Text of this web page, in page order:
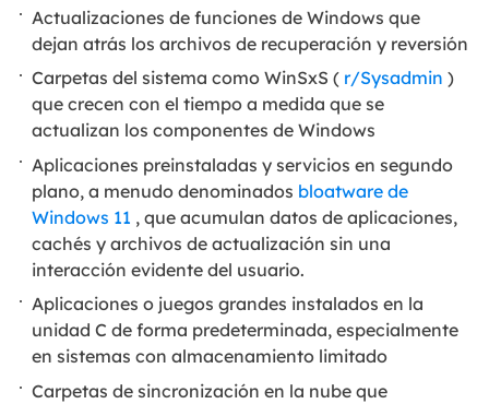
Actualizaciones de funciones de Windows que
dejan atrás los archivos de recuperación y reversión
Carpetas del sistema como WinSxS ( r/Sysadmin )
que crecen con el tiempo a medida que se
actualizan los componentes de Windows
Aplicaciones preinstaladas y servicios en segundo
plano, a menudo denominados bloatware de
Windows 11 , que acumulan datos de aplicaciones,
cachés y archivos de actualización sin una
interacción evidente del usuario.
Aplicaciones o juegos grandes instalados en la
unidad C de forma predeterminada, especialmente
en sistemas con almacenamiento limitado
Carpetas de sincronización en la nube que